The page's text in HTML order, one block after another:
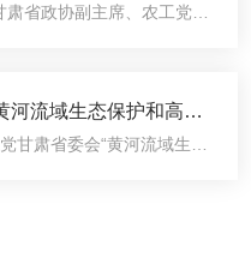
省政协副主席、农工党甘
省政协副主席、农工党甘肃
河流域生态保护和高质
启动会议在定西召开
甘肃省委会“黄河流域生态